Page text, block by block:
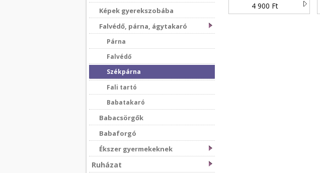
Képek gyerekszobába
Falvédő, párna, ágytakaró
Párna
Falvédő
Székpárna
Fali tartó
Babatakaró
Babacsörgők
Babaforgó
Ékszer gyermekeknek
Ruházat
4 900 Ft